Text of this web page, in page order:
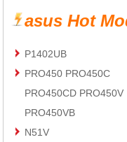
asus Hot
P1402UB
PRO450 PRO450C
PRO450CD PRO450V
PRO450VB
N51V